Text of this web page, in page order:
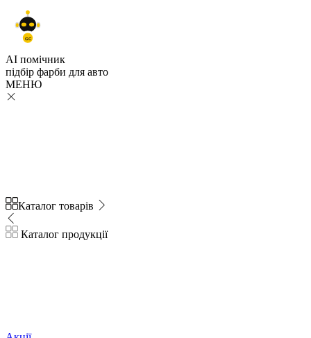
GC
AI помічник
підбір фарби для авто
МЕНЮ
Каталог товарів
Каталог продукції